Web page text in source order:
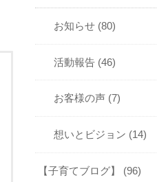
お知らせ (80)
活動報告 (46)
お客様の声 (7)
想いとビジョン (14)
【子育てブログ】 (96)